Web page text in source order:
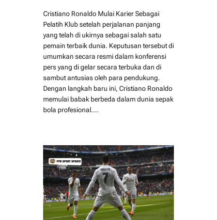
Cristiano Ronaldo Mulai Karier Sebagai
Pelatih Klub setelah perjalanan panjang
yang telah di ukirnya sebagai salah satu
pemain terbaik dunia. Keputusan tersebut di
umumkan secara resmi dalam konferensi
pers yang di gelar secara terbuka dan di
sambut antusias oleh para pendukung.
Dengan langkah baru ini, Cristiano Ronaldo
memulai babak berbeda dalam dunia sepak
bola profesional.…